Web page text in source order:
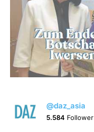
@daz_asia
5.584 Follower